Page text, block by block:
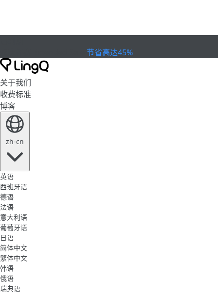
节省高达45%
关于我们
收费标准
博客
zh-cn
英语
西班牙语
德语
法语
意大利语
葡萄牙语
日语
简体中文
繁体中文
韩语
俄语
瑞典语